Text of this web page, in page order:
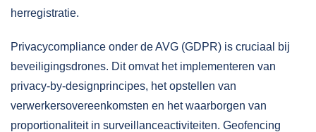
herregistratie.
Privacycompliance onder de AVG (GDPR) is cruciaal bij
beveiligingsdrones. Dit omvat het implementeren van
privacy-by-designprincipes, het opstellen van
verwerkersovereenkomsten en het waarborgen van
proportionaliteit in surveillanceactiviteiten. Geofencing